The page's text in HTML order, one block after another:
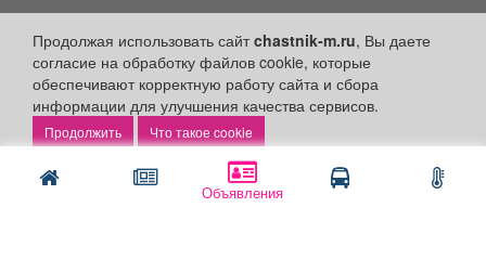
Объявления
Продолжая использовать сайтchastnik-m.ru, Вы даете
согласие на обработку файлов cookie, которые
обеспечивают корректную работу сайта и сбора
информации для улучшения качества сервисов.
Что такое cookie
Политика конфиденциальности
Публикации с пометкой «Реклама», «На правах рекламы»,
«Партнёрский проект» оплачены рекламодателем.
Редакция сайта не несет ответственности за достоверность
информации, содержащейся в рекламных материалах и
объявлениях.
+16 © 2006-2026 ООО "Частник-М"